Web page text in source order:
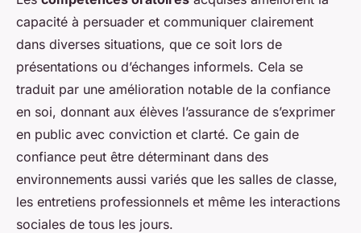
capacité à persuader et communiquer clairement
dans diverses situations, que ce soit lors de
présentations ou d’échanges informels. Cela se
traduit par une amélioration notable de la confiance
en soi, donnant aux élèves l’assurance de s’exprimer
en public avec conviction et clarté. Ce gain de
confiance peut être déterminant dans des
environnements aussi variés que les salles de classe,
les entretiens professionnels et même les interactions
sociales de tous les jours.